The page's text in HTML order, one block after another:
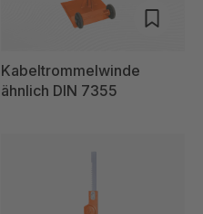
Kabeltrommelwinde
ähnlich DIN 7355